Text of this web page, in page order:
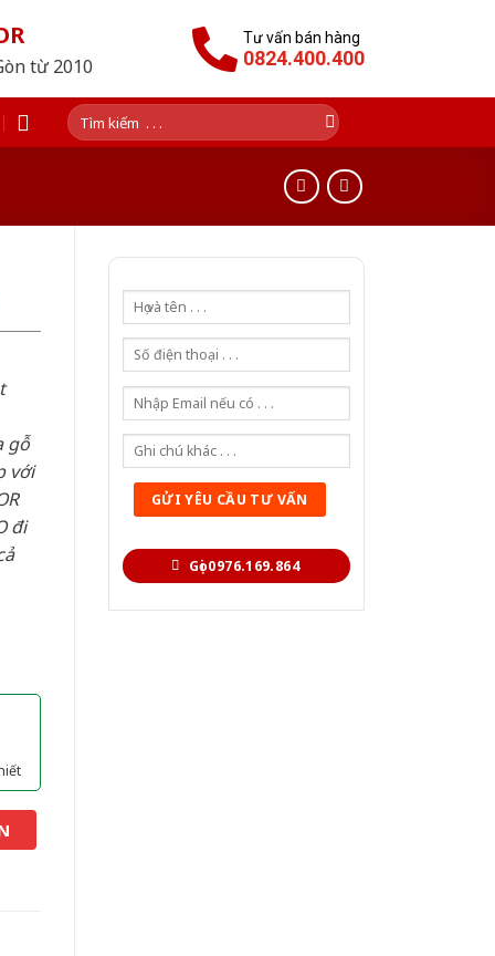
từ 2010
Tư vấn bán hàng
0824.400.400
Tìm
kiếm:
Gọi 0976.169.864
gỗ
với
đi